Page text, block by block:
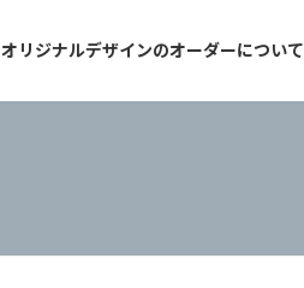
オリジナルデザインのオーダーについて